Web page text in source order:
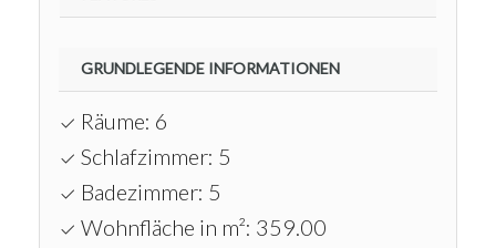
GRUNDLEGENDE INFORMATIONEN
Räume: 6
Schlafzimmer: 5
Badezimmer: 5
Wohnfläche in m²: 359.00